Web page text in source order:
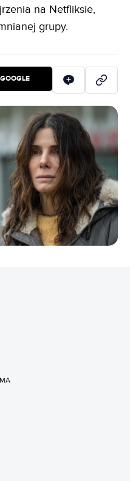
na Netfliksie,
grupy.